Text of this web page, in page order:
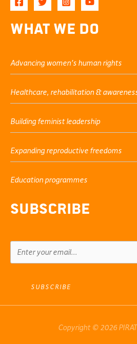
What We Do
Advancing women’s human rights
Healthcare, rehabilitation &
Building feminist leadership
Expanding reproductive freedoms
Education programmes
Subscribe
SUBSCRIBE
Copyright © 2026